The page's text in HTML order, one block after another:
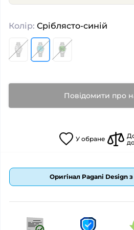
Колір: Сріблясто-синій
Повідомити про
У обране
Оригінал Pagani Design з